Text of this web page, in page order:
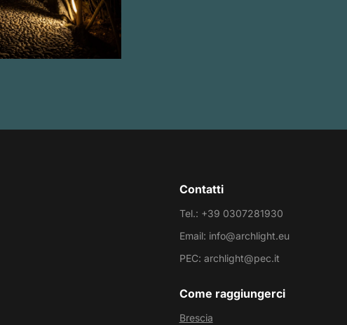
Contatti
Tel.: +39 0307281930
Email: info@archlight.eu
PEC: archlight@pec.it
Come raggiungerci
Brescia